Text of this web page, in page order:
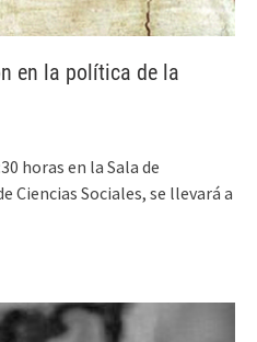
en la política de la
horas en la Sala de
Ciencias Sociales, se llevará a